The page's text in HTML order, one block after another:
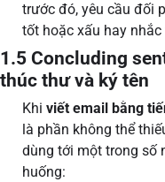
trước đó, yêu cầu đối
tốt hoặc xấu hay
1.5 Concluding
thúc thư và ký tên
Khi viết email bằng
là phần không thể
dùng tới một trong số
huống: